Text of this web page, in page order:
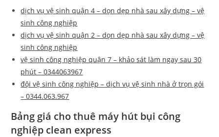
dịch vụ vệ sinh quận 4 – dọn dẹp nhà sau xây dựng – vệ
sinh công nghiệp
dịch vụ vệ sinh quận 2 – dọn dẹp nhà sau xây dựng – vệ
sinh công nghiệp
vệ sinh công nghiệp quận 7 – khảo sát làm ngay sau 30
phút – 0344063967
đội vệ sinh công nghiệp – dịch vụ vệ sinh nhà ở trọn gói
– 0344.063.967
Bảng giá cho thuê máy hút bụi công
nghiệp clean express